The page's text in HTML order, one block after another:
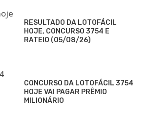
RESULTADO DA LOTOFÁCIL
HOJE, CONCURSO 3754 E
RATEIO (05/08/26)
CONCURSO DA LOTOFÁCIL 3754
HOJE VAI PAGAR PRÊMIO
MILIONÁRIO